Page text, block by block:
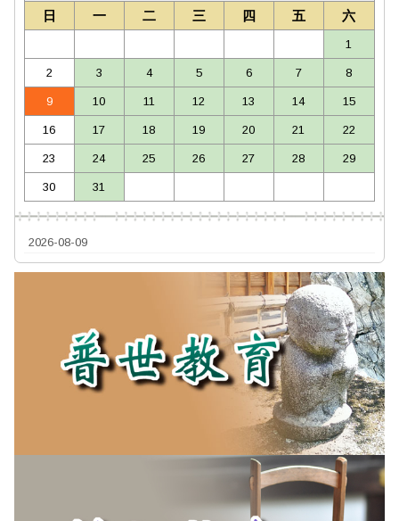
日 一 二 三 四 五 六
1
2 3 4 5 6 7 8
9 10 11 12 13 14 15
16 17 18 19 20 21 22
23 24 25 26 27 28 29
30 31
2026-08-09